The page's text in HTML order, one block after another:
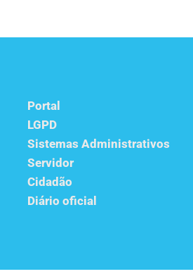
Portal
LGPD
Sistemas Administrativos
Servidor
Cidadão
Diário oficial